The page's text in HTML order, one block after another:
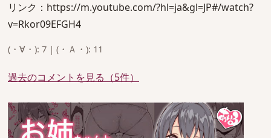
リンク：https://m.youtube.com/?hl=ja&gl=JP#/watch?
v=Rkor09EFGH4
(・∀・): 7 | (・Ａ・): 11
過去のコメントを見る（5件）